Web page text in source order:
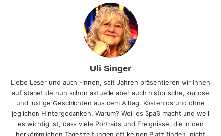
Uli Singer
Liebe Leser und auch -innen, seit Jahren präsentieren wir Ihnen
auf stanet.de nun schon aktuelle aber auch historische, kuriose
und lustige Geschichten aus dem Alltag. Kostenlos und ohne
jeglichen Hintergedanken. Warum? Weil es Spaß macht und weil
es wichtig ist, dass viele Portraits und Ereignisse, die in den
herkömmlichen Tageszeitungen oft keinen Platz finden, nicht